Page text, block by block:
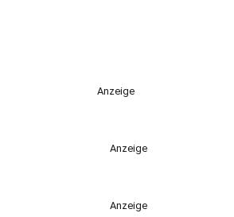
Anzeige
Anzeige
Anzeige